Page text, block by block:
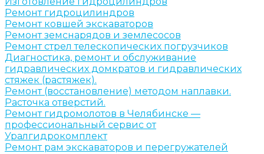
Ремонт гидроцилиндров
Ремонт ковшей экскаваторов
Ремонт земснарядов и землесосов
Ремонт стрел телескопических погрузчиков
Диагностика, ремонт и обслуживание
гидравлических домкратов и гидравлических
стяжек (растяжек).
Ремонт (восстановление) методом наплавки.
Расточка отверстий.
Ремонт гидромолотов в Челябинске —
профессиональный сервис от
Уралгидрокомплект
Ремонт рам экскаваторов и перегружателей